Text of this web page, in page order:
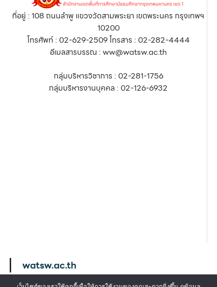
ที่อยู่ : 108 ถนนลำพู แขวงวัดสามพระยา เขตพระนคร กรุงเทพฯ
10200
โทรศัพท์ : 02-629-2509 โทรสาร : 02-282-4444
อีเมลสารบรรณ : ww@watsw.ac.th
กลุ่มบริหารวิชาการ : 02-281-1756
กลุ่มบริหารงานบุคคล : 02-126-6932
watsw.ac.th